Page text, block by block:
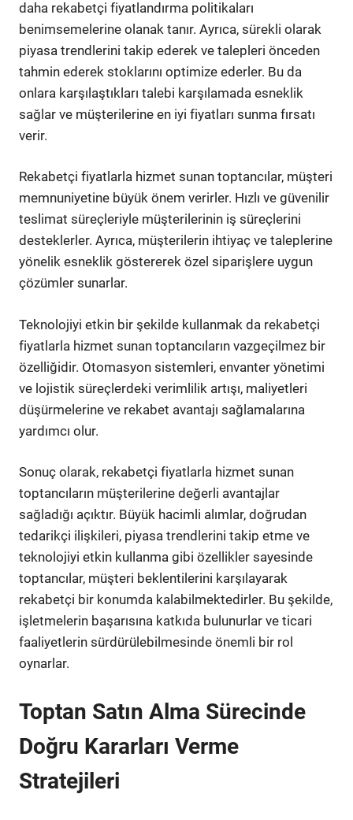
daha rekabetçi fiyatlandırma politikaları
benimsemelerine olanak tanır. Ayrıca, sürekli olarak
piyasa trendlerini takip ederek ve talepleri önceden
tahmin ederek stoklarını optimize ederler. Bu da
onlara karşılaştıkları talebi karşılamada esneklik
sağlar ve müşterilerine en iyi fiyatları sunma fırsatı
verir.
Rekabetçi fiyatlarla hizmet sunan toptancılar, müşteri
memnuniyetine büyük önem verirler. Hızlı ve güvenilir
teslimat süreçleriyle müşterilerinin iş süreçlerini
desteklerler. Ayrıca, müşterilerin ihtiyaç ve taleplerine
yönelik esneklik göstererek özel siparişlere uygun
çözümler sunarlar.
Teknolojiyi etkin bir şekilde kullanmak da rekabetçi
fiyatlarla hizmet sunan toptancıların vazgeçilmez bir
özelliğidir. Otomasyon sistemleri, envanter yönetimi
ve lojistik süreçlerdeki verimlilik artışı, maliyetleri
düşürmelerine ve rekabet avantajı sağlamalarına
yardımcı olur.
Sonuç olarak, rekabetçi fiyatlarla hizmet sunan
toptancıların müşterilerine değerli avantajlar
sağladığı açıktır. Büyük hacimli alımlar, doğrudan
tedarikçi ilişkileri, piyasa trendlerini takip etme ve
teknolojiyi etkin kullanma gibi özellikler sayesinde
toptancılar, müşteri beklentilerini karşılayarak
rekabetçi bir konumda kalabilmektedirler. Bu şekilde,
işletmelerin başarısına katkıda bulunurlar ve ticari
faaliyetlerin sürdürülebilmesinde önemli bir rol
oynarlar.
Toptan Satın Alma Sürecinde
Doğru Kararları Verme
Stratejileri